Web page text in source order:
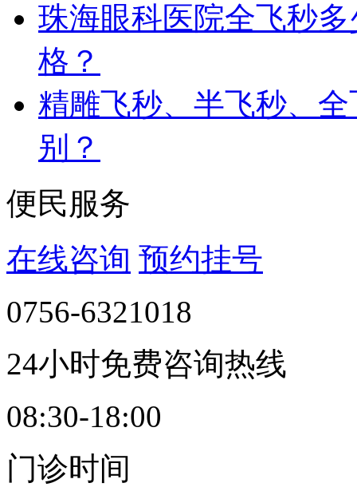
珠海眼科医院全飞秒
格？
精雕飞秒、半飞秒、
别？
便民服务
在线咨询 预约挂号
0756-6321018
24小时免费咨询热线
08:30-18:00
门诊时间